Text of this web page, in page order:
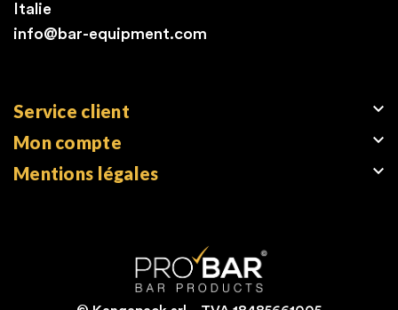
Italie
info@bar-equipment.com
Service client

Mon compte

Mentions légales
